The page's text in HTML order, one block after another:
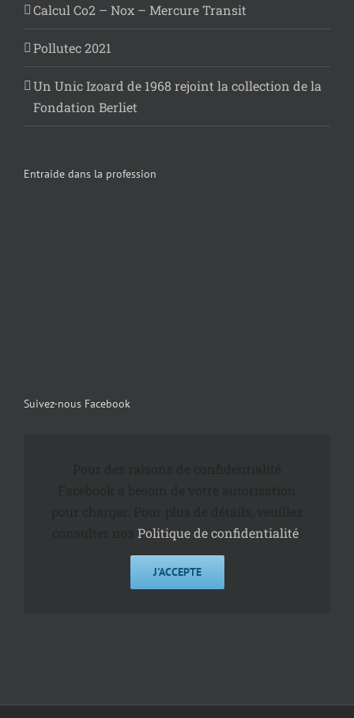
Calcul Co2 – Nox – Mercure Transit
Pollutec 2021
Un Unic Izoard de 1968 rejoint la collection de la
Fondation Berliet
Entraide dans la profession
Suivez-nous Facebook
Politique de confidentialité
J'ACCEPTE